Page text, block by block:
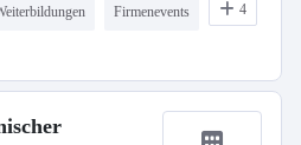
Firmenevents 4